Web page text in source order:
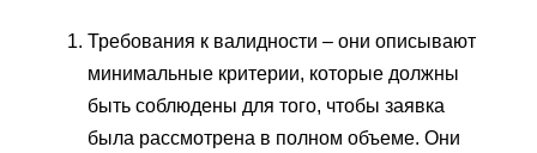
Требования к валидности – они описывают
минимальные критерии, которые должны
быть соблюдены для того, чтобы заявка
была рассмотрена в полном объеме. Они